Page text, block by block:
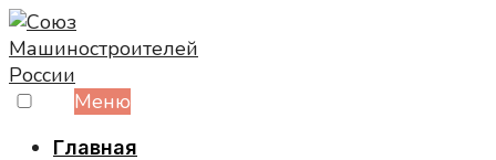
Skip
to
content
Меню
Главная